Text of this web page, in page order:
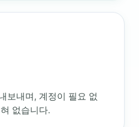
보내며, 계정이 필요 없
없습니다.